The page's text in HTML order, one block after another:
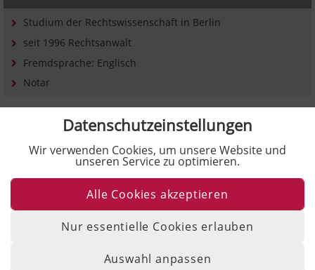
Datenschutzeinstellungen
Wir verwenden Cookies, um unsere Website und
unseren Service zu optimieren.
Alle Cookies akzeptieren
Nur essentielle Cookies erlauben
Auswahl anpassen
Studium der Rechtswissenschaft in Berlin
seit 1996 Rechtsanwalt
Fremdsprache: Englisch
Notar
Berliner Rechtsanwaltskammer
Deutscher Anwaltverein
Notarkammer Berlin